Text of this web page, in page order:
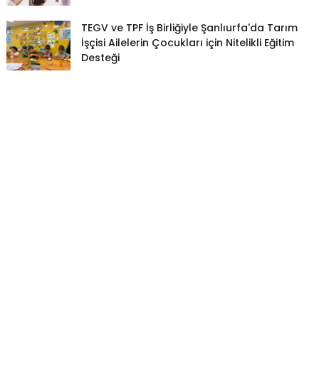
TEGV ve TPF İş Birliğiyle Şanlıurfa'da Tarım
İşçisi Ailelerin Çocukları için Nitelikli Eğitim
Desteği